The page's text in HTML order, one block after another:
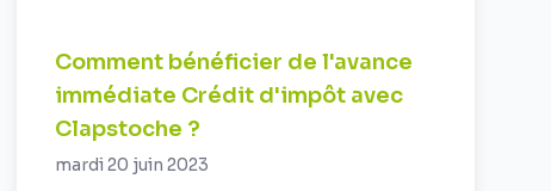
Comment bénéficier de l'avance
immédiate Crédit d'impôt avec
Clapstoche ?
mardi 20 juin 2023